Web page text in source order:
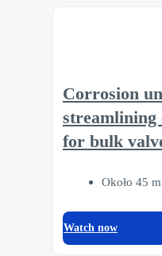
Corrosion
streamlining
for bulk
Około 45
Watch now